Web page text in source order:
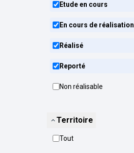
Etude en cours
En cours de réalisation
Réalisé
Reporté
Non réalisable
Territoire
Tout